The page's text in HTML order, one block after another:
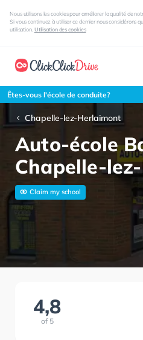
Nous utilisons les cookies pour améliorer la qualité de
Si vous continuez à utiliser ce dernier nous considérons
utilisation. Utilisation des cookies
Êtes-vous l'école de conduite?
Chapelle-lez-Herlaimont
Auto-école
Chapelle-
Claim my school
4,8
of 5